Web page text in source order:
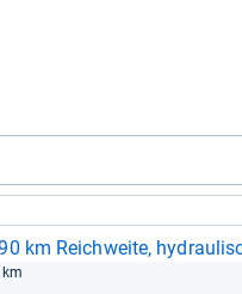
km Reich­weite,